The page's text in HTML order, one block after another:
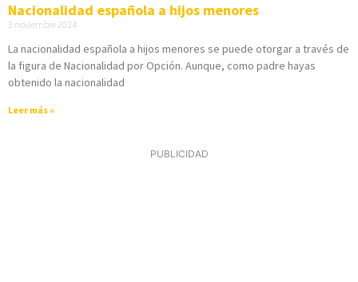
Nacionalidad española a hijos menores
3 noviembre 2024
La nacionalidad española a hijos menores se puede otorgar a través de
la figura de Nacionalidad por Opción. Aunque, como padre hayas
obtenido la nacionalidad
Leer más »
PUBLICIDAD